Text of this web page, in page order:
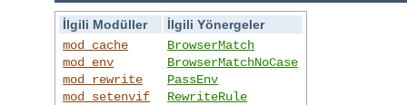
İlgili Modüller
İlgili Yönergeler
mod_cache
mod_env
mod_rewrite
mod_setenvif
BrowserMatch
BrowserMatchNoCase
PassEnv
RewriteRule